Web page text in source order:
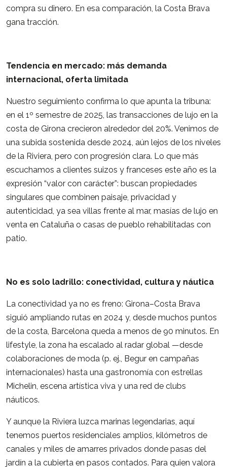
compra su dinero. En esa comparación, la Costa Brava
gana tracción.
Tendencia en mercado: más demanda
internacional, oferta limitada
Nuestro seguimiento confirma lo que apunta la tribuna:
en el 1º semestre de 2025, las transacciones de lujo en la
costa de Girona crecieron alrededor del 20%. Venimos de
una subida sostenida desde 2024, aún lejos de los niveles
de la Riviera, pero con progresión clara. Lo que más
escuchamos a clientes suizos y franceses este año es la
expresión “valor con carácter”: buscan propiedades
singulares que combinen paisaje, privacidad y
autenticidad, ya sea villas frente al mar, masías de lujo en
venta en Cataluña o casas de pueblo rehabilitadas con
patio.
No es solo ladrillo: conectividad, cultura y náutica
La conectividad ya no es freno: Girona–Costa Brava
siguió ampliando rutas en 2024 y, desde muchos puntos
de la costa, Barcelona queda a menos de 90 minutos. En
lifestyle, la zona ha escalado al radar global —desde
colaboraciones de moda (p. ej., Begur en campañas
internacionales) hasta una gastronomía con estrellas
Michelin, escena artística viva y una red de clubs
náuticos.
Y aunque la Riviera luzca marinas legendarias, aquí
tenemos puertos residenciales amplios, kilómetros de
canales y miles de amarres privados donde pasas del
jardín a la cubierta en pasos contados. Para quien valora